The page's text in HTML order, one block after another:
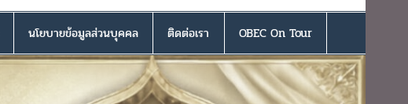
นโยบายข้อมูลส่วนบุคคล ติดต่อเรา OBEC On Tour